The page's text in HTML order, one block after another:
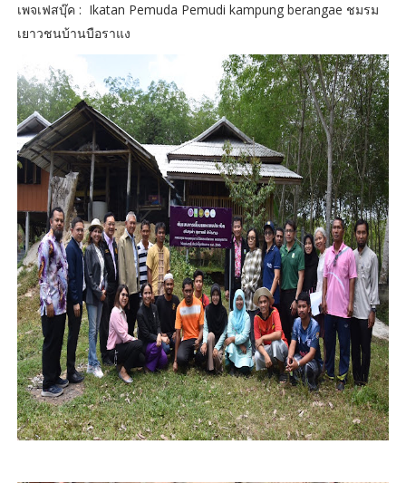
เพจเฟสบุ๊ค : Ikatan Pemuda Pemudi kampung berangae ชมรม
เยาวชนบ้านบือราแง